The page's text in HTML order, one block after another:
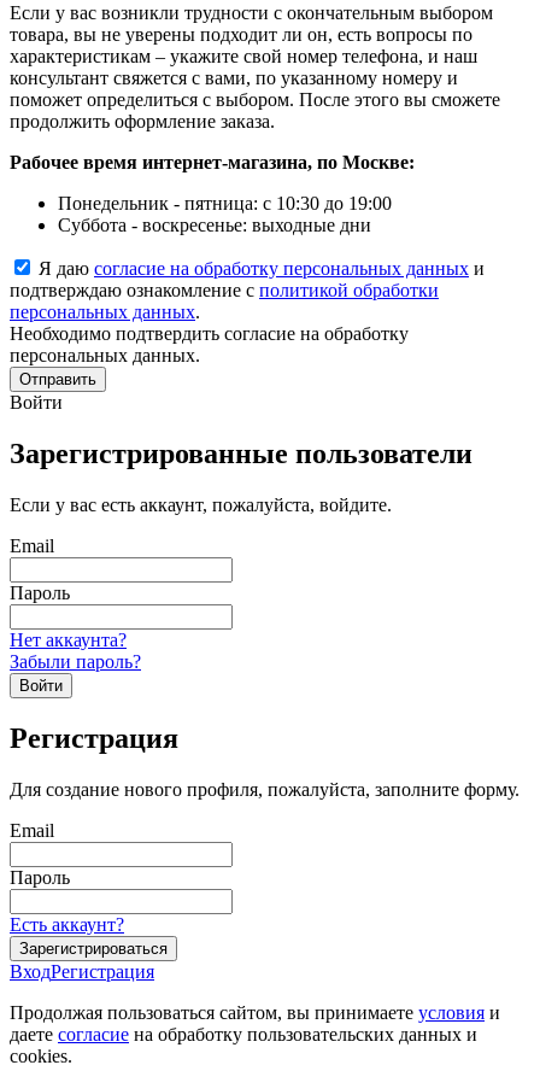
Если у вас возникли трудности с окончательным выбором
товара, вы не уверены подходит ли он, есть вопросы по
характеристикам – укажите свой номер телефона, и наш
консультант свяжется с вами, по указанному номеру и
поможет определиться с выбором. После этого вы сможете
продолжить оформление заказа.
Рабочее время интернет-магазина, по Москве:
Понедельник - пятница: с 10:30 до 19:00
Суббота - воскресенье: выходные дни
Я даю согласие на обработку персональных данных и
подтверждаю ознакомление с политикой обработки
персональных данных.
Необходимо подтвердить согласие на обработку
персональных данных.
Отправить
Войти
Зарегистрированные пользователи
Если у вас есть аккаунт, пожалуйста, войдите.
Email
Пароль
Нет аккаунта?
Забыли пароль?
Войти
Регистрация
Для создание нового профиля, пожалуйста, заполните форму.
Email
Пароль
Есть аккаунт?
Зарегистрироваться
ВходРегистрация
Продолжая пользоваться сайтом, вы принимаете условия и
даете согласие на обработку пользовательских данных и
cookies.